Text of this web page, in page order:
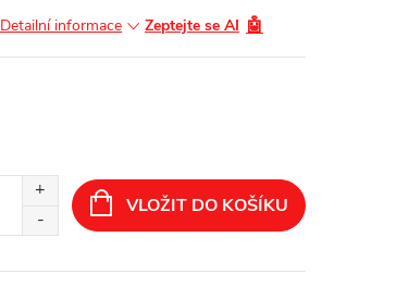
Detailní informace Zeptejte se AI 🤖
VLOŽIT DO KOŠÍKU